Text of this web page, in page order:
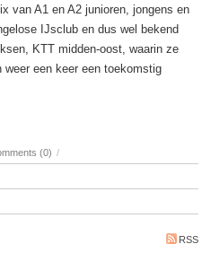
van A1 en A2 junioren, jongens en
IJsclub en dus wel bekend
KTT midden-oost, waarin ze
een keer een toekomstig
(0) /
RSS